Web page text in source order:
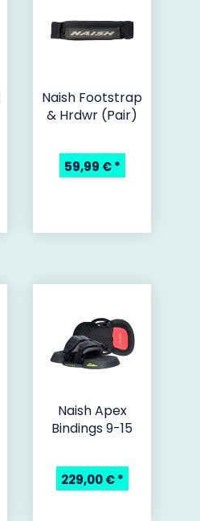
Naish Footstrap
& Hrdwr (Pair)
59,99 €*
Naish Apex
Bindings 9-15
229,00 €*